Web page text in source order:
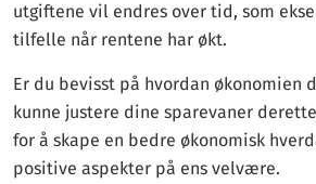
utgiftene vil endres over tid, som
tilfelle når rentene har økt.
Er du bevisst på hvordan økonomien
kunne justere dine sparevaner
for å skape en bedre økonomisk
positive aspekter på ens velvære.